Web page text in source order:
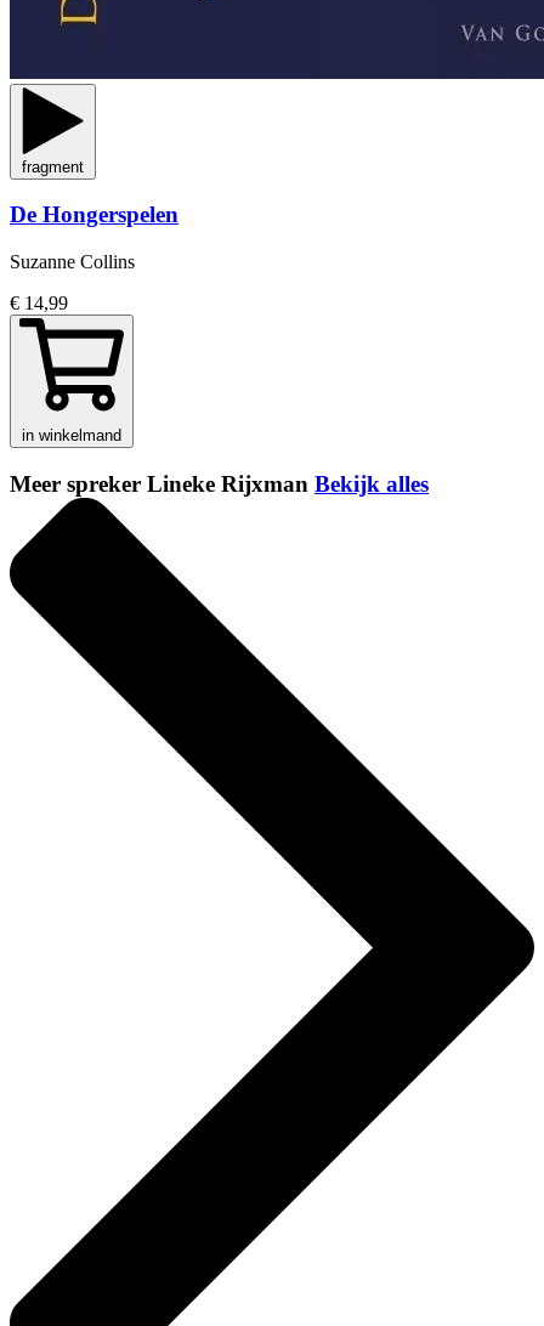
fragment
De Hongerspelen
Suzanne Collins
€ 14,99
in winkelmand
Meer spreker Lineke Rijxman Bekijk alles